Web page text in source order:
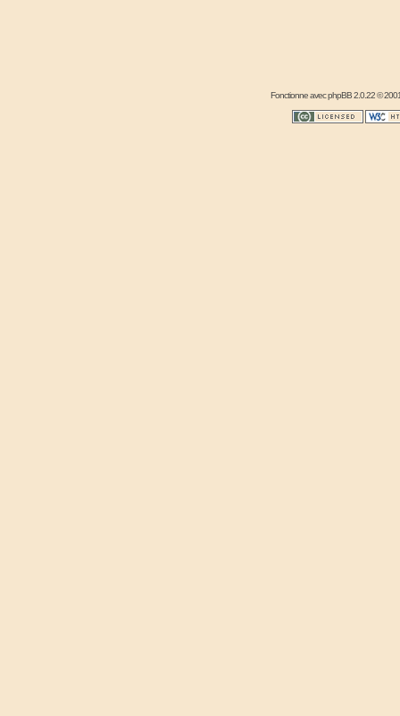
Fonctionne avecphpBB2.0.22 ©